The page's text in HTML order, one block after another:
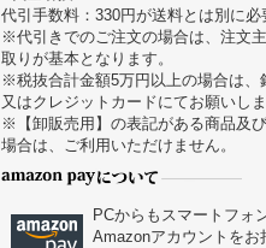
代引手数料：330円が送料とは別に必
※代引きでのご注文の場合は、注文
取りが基本となります。
※税抜合計金額5万円以上の場合は、
又はクレジットカードにてお願いしま
※【卸販売用】の表記がある商品及
場合は、ご利用いただけません。
PCからもスマートフォ
Amazonアカウントをお